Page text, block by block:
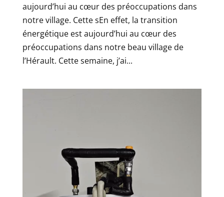
aujourd’hui au cœur des préoccupations dans
notre village. Cette sEn effet, la transition
énergétique est aujourd’hui au cœur des
préoccupations dans notre beau village de
l’Hérault. Cette semaine, j’ai...